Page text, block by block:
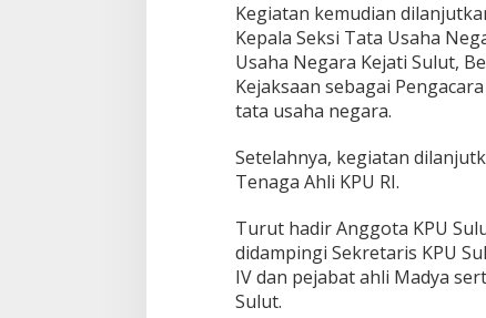
Kegiatan kemudian
Kepala Seksi Tata Usaha
Usaha Negara Kejati Sulut,
Kejaksaan sebagai
tata usaha negara.
Setelahnya, kegiatan
Tenaga Ahli KPU RI.
Turut hadir Anggota KPU
didampingi Sekretaris KPU
IV dan pejabat ahli Madya
Sulut.